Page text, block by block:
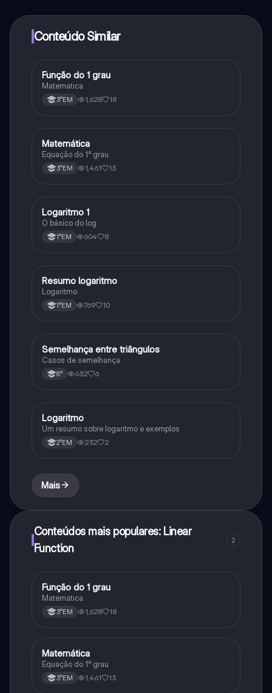
Conteúdo Similar
Matematica
Função do 1 grau
Matematica
3°EM 1,628 18
Matematica
Matemática
Equação do 1⁰ grau
3°EM 1,461 13
Matematica
Logaritmo 1
O básico do log
1°EM 604 8
Matematica
Resumo logaritmo
Logaritmo
1°EM 769 10
Matematica
Semelhança entre triângulos
Casos de semelhança
8° 632 6
Matematica
Logaritmo
Um resumo sobre logaritmo e exemplos
2°EM 232 2
Mais
Conteúdos mais populares: Linear
Function
2
Matematica
Função do 1 grau
Matematica
3°EM 1,628 18
Matematica
Matemática
Equação do 1⁰ grau
3°EM 1,461 13